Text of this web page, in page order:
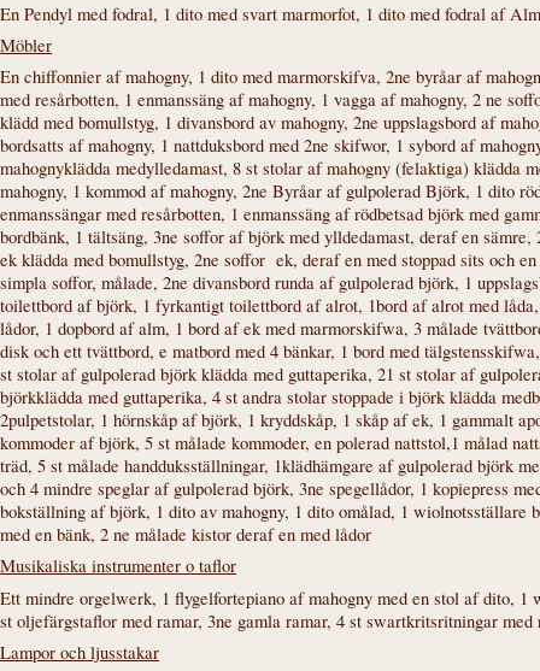
En Pendyl med fodral, 1 dito med svart marmorfot, 1 dito med fodral af
Möbler
En chiffonnier af mahogny, 1 dito med marmorskifva, 2ne byråar af
med resårbotten, 1 enmanssäng af mahogny, 1 vagga af mahogny, 2 ne
klädd med bomullstyg, 1 divansbord av mahogny, 2ne uppslagsbord af
bordsatts af mahogny, 1 nattduksbord med 2ne skifwor, 1 sybord af
mahognyklädda medylledamast, 8 st stolar af mahogny (felaktiga) klädda
mahogny, 1 kommod af mahogny, 2ne Byråar af gulpolerad Björk, 1 dito
enmanssängar med resårbotten, 1 enmanssäng af rödbetsad björk med
bordbänk, 1 tältsäng, 3ne soffor af björk med ylldedamast, deraf en
ek klädda med bomullstyg, 2ne soffor ek, deraf en med stoppad sits och
simpla soffor, målade, 2ne divansbord runda af gulpolerad björk, 1
toilettbord af björk, 1 fyrkantigt toilettbord af alrot, 1bord af alrot med
lådor, 1 dopbord af alm, 1 bord af ek med marmorskifwa, 3 målade
disk och ett tvättbord, e matbord med 4 bänkar, 1 bord med
st stolar af gulpolerad björk klädda med guttaperika, 21 st stolar af
björkklädda med guttaperika, 4 st andra stolar stoppade i björk klädda
2pulpetstolar, 1 hörnskåp af björk, 1 kryddskåp, 1 skåp af ek, 1 gammalt
kommoder af björk, 5 st målade kommoder, en polerad nattstol,1 målad
träd, 5 st målade handduksställningar, 1klädhämgare af gulpolerad björk
och 4 mindre speglar af gulpolerad björk, 3ne spegellådor, 1 kopiepress
bokställning af björk, 1 dito av mahogny, 1 dito omålad, 1 wiolnotsställare
med en bänk, 2 ne målade kistor deraf en med lådor
Musikaliska instrumenter o taflor
Ett mindre orgelwerk, 1 flygelfortepiano af mahogny med en stol af dito,
st oljefärgstaflor med ramar, 3ne gamla ramar, 4 st swartkritsritningar
Lampor och ljusstakar